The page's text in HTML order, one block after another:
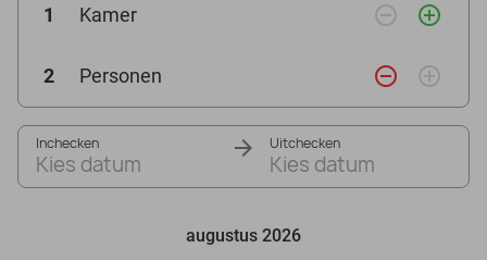
1 Kamer remove_circle_outline add_circle_outline
2 Personen remove_circle_outline add_circle_outline
Inchecken
Kies datum
Uitchecken
Kies datum
augustus 2026